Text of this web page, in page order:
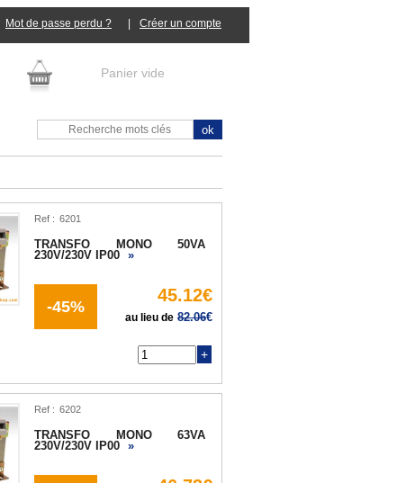
Mot de passe perdu ?
Panier vide
Ref :
TRANSFO MONO 50VA
230V/230V IP00 »
-45%
45.12€
au lieu de 82.06€
Ref :
TRANSFO MONO 63VA
230V/230V IP00 »